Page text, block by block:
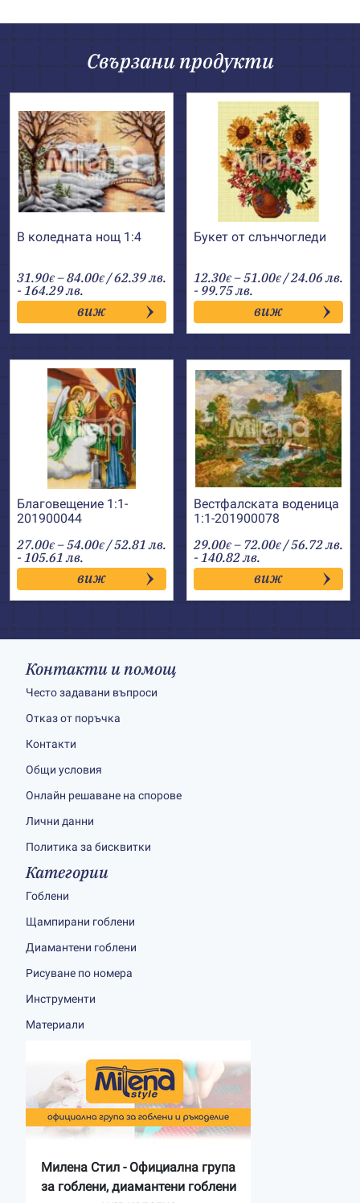
Свързани продукти
В коледната нощ 1:4
31.90€ –84.00€Price
range:
31.90€
through
84.00€
/ 62.39 лв.
- 164.29 лв.
виж
Букет от слънчогледи
12.30€ –51.00€Price
range:
12.30€
through
51.00€
/ 24.06 лв.
- 99.75 лв.
виж
Благовещение 1:1-
201900044
27.00€ –54.00€Price
range:
27.00€
through
54.00€
/ 52.81 лв.
- 105.61 лв.
виж
Вестфалската воденица
1:1-201900078
29.00€ – 72.00€Price
range:
29.00€
through
72.00€
/ 56.72 лв.
- 140.82 лв.
виж
Контакти и помощ
Често задавани въпроси
Отказ от поръчка
Контакти
Общи условия
Онлайн решаване на спорове
Лични данни
Политика за бисквитки
Категории
Гоблени
Щампирани гоблени
Диамантени гоблени
Рисуване по номера
Инструменти
Материали
Милена Стил - Официална група
за гоблени, диамантени гоблени